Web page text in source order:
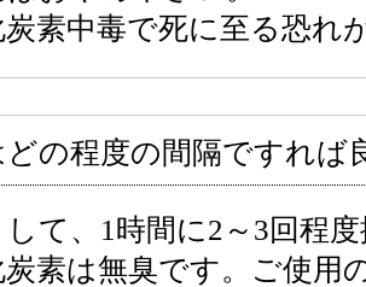
炭素中毒で死に至る恐れ
どの程度の間隔ですれば
して、1時間に2～3回程
炭素は無臭です。ご使用